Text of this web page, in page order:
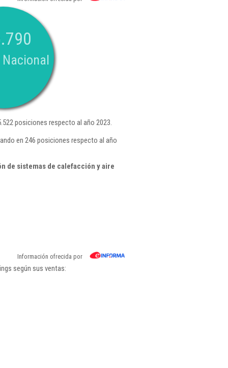
posiciones respecto al año 2023.
en 246 posiciones respecto al año
de sistemas de calefacción y aire
Información ofrecida por
según sus ventas: